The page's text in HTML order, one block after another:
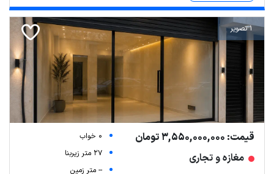
1 تصویر
قیمت: 3,550,000,000 تومان
مغازه و تجاری
0 خواب
27 متر زیربنا
-- متر زمین